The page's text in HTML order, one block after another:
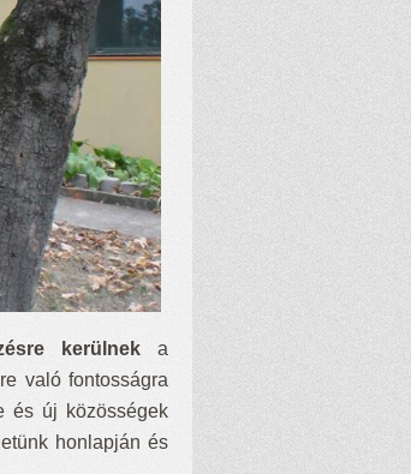
kerülneka
való fontosságra
és új közösségek
honlapján és